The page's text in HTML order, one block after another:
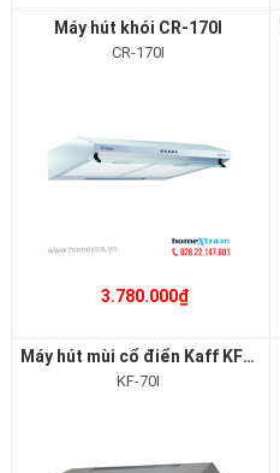
Máy hút khói CR-170I
CR-170I
3.780.000₫
Máy hút mùi cổ điển Kaff KF-70I
KF-70I